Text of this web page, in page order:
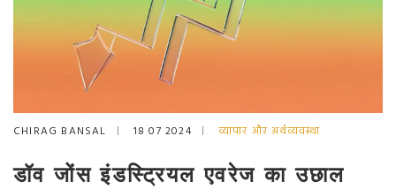
CHIRAG BANSAL 18 07 2024 व्यापार और अर्थव्यवस्था
डॉव जोंस इंडस्ट्रियल एवरेज का उछाल